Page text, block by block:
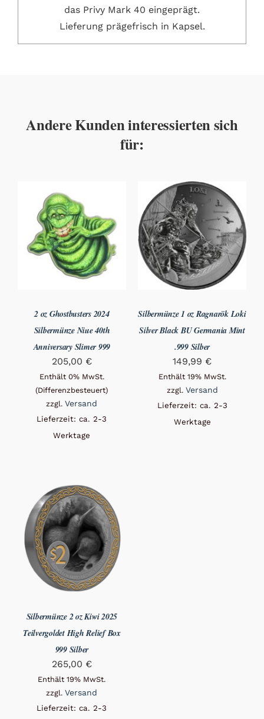
das Privy Mark 40 eingeprägt.
Lieferung prägefrisch in Kapsel.
Andere Kunden interessierten sich
für:
2 oz Ghostbusters 2024
Silbermünze Niue 40th
Anniversary Slimer 999
205,00 €
Enthält 0% MwSt.
(Differenzbesteuert)
zzgl.Versand
Lieferzeit: ca. 2-3
Werktage
Silbermünze 1 oz Ragnarök Loki
Silver Black BU Germania Mint
.999 Silber
149,99 €
Enthält 19% MwSt.
zzgl. Versand
Lieferzeit: ca. 2-3
Werktage
Silbermünze 2 oz Kiwi 2025
Teilvergoldet High Relief Box
999 Silber
265,00 €
Enthält 19% MwSt.
zzgl.Versand
Lieferzeit: ca. 2-3